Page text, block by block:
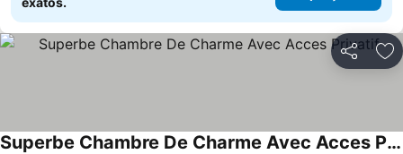
Partilhar
Superbe Chambre De Charme Avec Acces Privatif